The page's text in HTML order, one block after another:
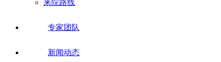
来院路线
专家团队
新闻动态